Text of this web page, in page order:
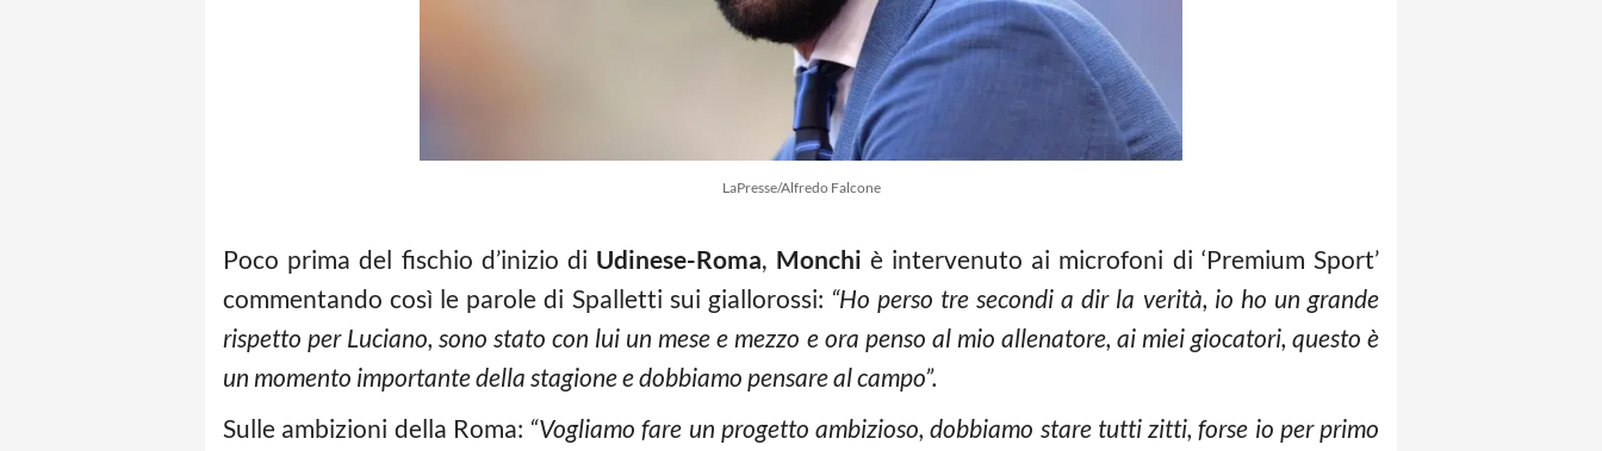
LaPresse/Alfredo Falcone
Poco prima del fischio d’inizio di Udinese-Roma, Monchi è intervenuto ai microfoni di ‘Premium Sport’
commentando così le parole di Spalletti sui giallorossi: “Ho perso tre secondi a dir la verità, io ho un grande
rispetto per Luciano, sono stato con lui un mese e mezzo e ora penso al mio allenatore, ai miei giocatori, questo è
un momento importante della stagione e dobbiamo pensare al campo”.
Sulle ambizioni della Roma: “Vogliamo fare un progetto ambizioso, dobbiamo stare tutti zitti, forse io per primo